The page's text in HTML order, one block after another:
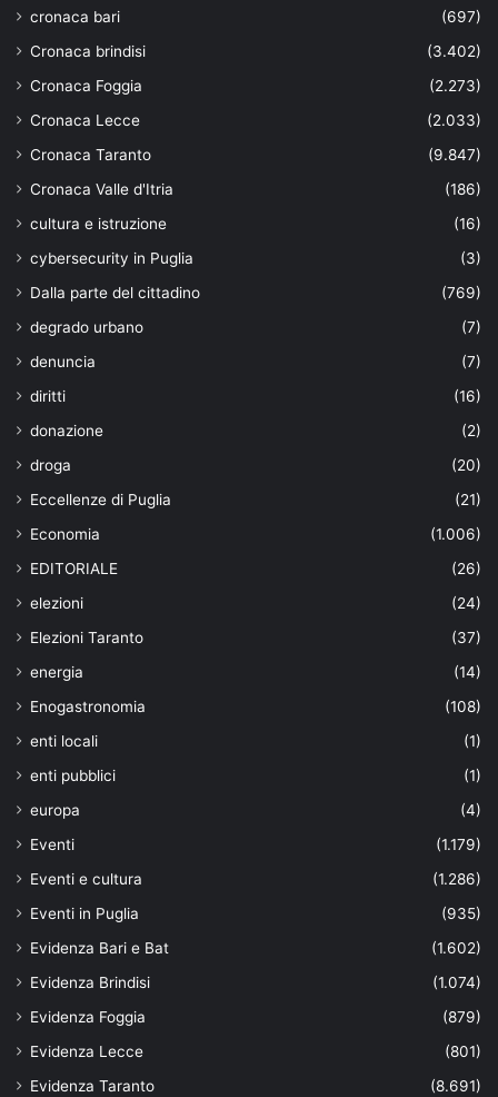
cronaca bari
(697)
Cronaca brindisi
(3.402)
Cronaca Foggia
(2.273)
Cronaca Lecce
(2.033)
Cronaca Taranto
(9.847)
Cronaca Valle d'Itria
(186)
cultura e istruzione
(16)
cybersecurity in Puglia
(3)
Dalla parte del cittadino
(769)
degrado urbano
(7)
denuncia
(7)
diritti
(16)
donazione
(2)
droga
(20)
Eccellenze di Puglia
(21)
Economia
(1.006)
EDITORIALE
(26)
elezioni
(24)
Elezioni Taranto
(37)
energia
(14)
Enogastronomia
(108)
enti locali
(1)
enti pubblici
(1)
europa
(4)
Eventi
(1.179)
Eventi e cultura
(1.286)
Eventi in Puglia
(935)
Evidenza Bari e Bat
(1.602)
Evidenza Brindisi
(1.074)
Evidenza Foggia
(879)
Evidenza Lecce
(801)
Evidenza Taranto
(8.691)